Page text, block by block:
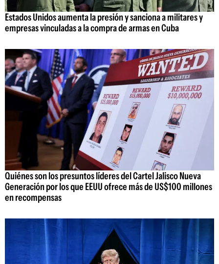
Estados Unidos aumenta la presión y sanciona a militares y
empresas vinculadas a la compra de armas en Cuba
Quiénes son los presuntos líderes del Cartel Jalisco Nueva
Generación por los que EEUU ofrece más de US$100 millones
en recompensas